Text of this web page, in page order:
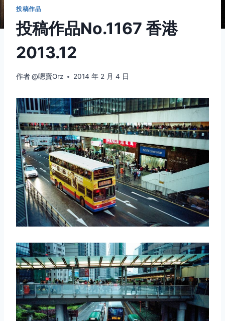
投稿作品
投稿作品No.1167 香港
2013.12
作者@嗯賣Orz 2014 年 2 月 4 日